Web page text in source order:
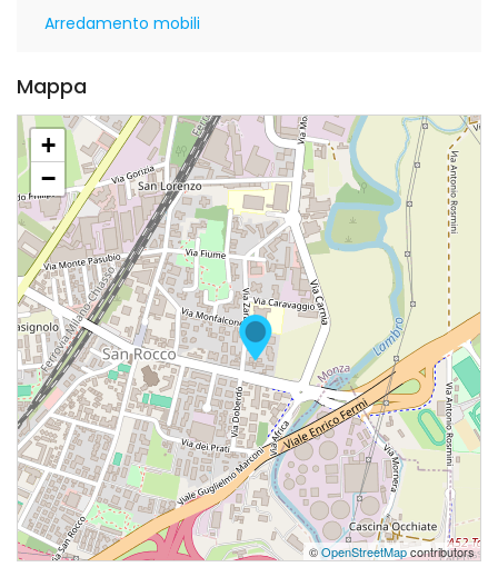
Arredamento mobili
Mappa
+
−
©OpenStreetMapcontributors